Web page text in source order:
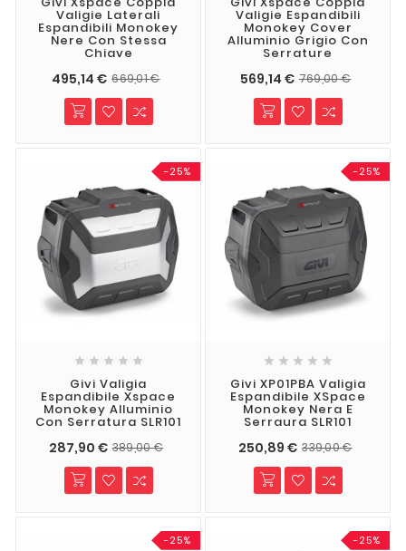
Valigie Laterali
Espandibili Monokey
Nere Con Stessa
Chiave
495,14 € 669,01 €
Valigie Espandibili
Monokey Cover
Alluminio Grigio Con
Serrature
569,14 € 769,00 €
-25%
    
Givi Valigia
Espandibile Xspace
Monokey Alluminio
Con Serratura SLR101
287,90 € 389,00 €
-25%
    
Givi XP01PBA Valigia
Espandibile XSpace
Monokey Nera E
Serraura SLR101
250,89 € 339,00 €
-25% -25%